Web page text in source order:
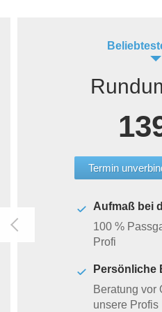
Termin
Aufmaß bei
100 %
Profi
Persönliche
Beratung vor
unsere Profis